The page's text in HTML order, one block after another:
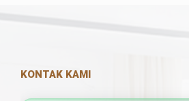
KONTAK KAMI